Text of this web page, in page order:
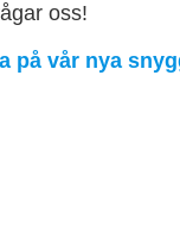
oss!
på vår nya